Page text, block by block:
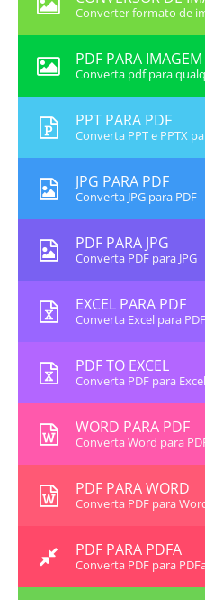
Converter formato de
PDF PARA IMAGEM
Converta pdf para
PPT PARA PDF
Converta PPT e PPTX
JPG PARA PDF
Converta JPG para PDF
PDF PARA JPG
Converta PDF para JPG
EXCEL PARA PDF
Converta Excel para PDF
PDF TO EXCEL
Converta PDF para Excel
WORD PARA PDF
Converta Word para
PDF PARA WORD
Converta PDF para
PDF PARA PDFA
Converta PDF para